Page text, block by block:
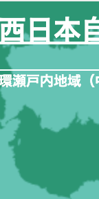
容
を
ス
キ
ッ
プ